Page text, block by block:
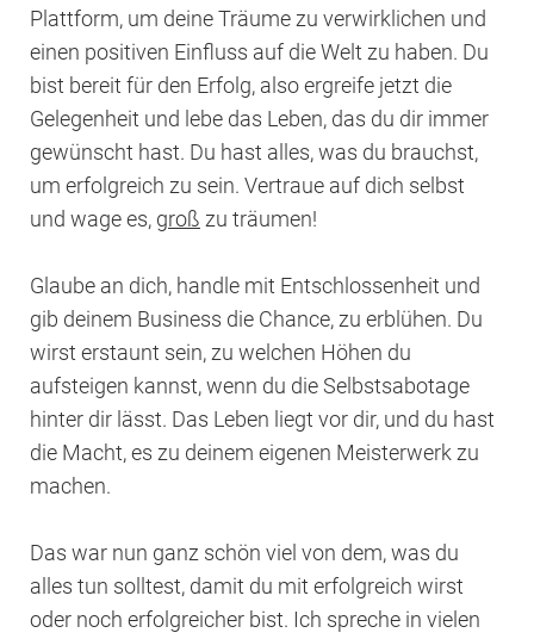
Plattform, um deine Träume zu verwirklichen und
einen positiven Einfluss auf die Welt zu haben. Du
bist bereit für den Erfolg, also ergreife jetzt die
Gelegenheit und lebe das Leben, das du dir immer
gewünscht hast. Du hast alles, was du brauchst,
um erfolgreich zu sein. Vertraue auf dich selbst
und wage es, groß zu träumen!
Glaube an dich, handle mit Entschlossenheit und
gib deinem Business die Chance, zu erblühen. Du
wirst erstaunt sein, zu welchen Höhen du
aufsteigen kannst, wenn du die Selbstsabotage
hinter dir lässt. Das Leben liegt vor dir, und du hast
die Macht, es zu deinem eigenen Meisterwerk zu
machen.
Das war nun ganz schön viel von dem, was du
alles tun solltest, damit du mit erfolgreich wirst
oder noch erfolgreicher bist. Ich spreche in vielen